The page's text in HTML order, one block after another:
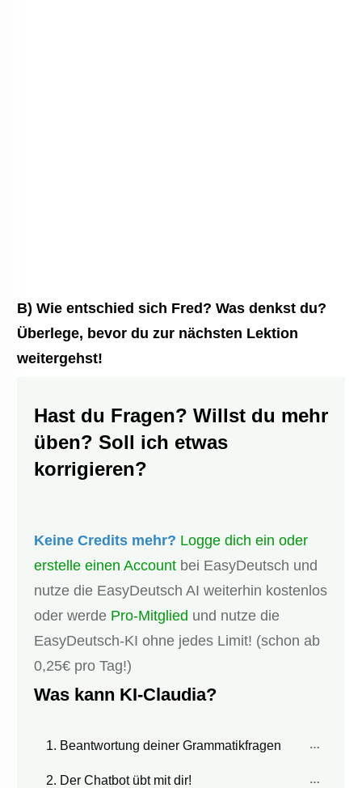
B) Wie entschied sich Fred? Was denkst du?
Überlege, bevor du zur nächsten Lektion
weitergehst!
Hast du Fragen? Willst du mehr
üben? Soll ich etwas
korrigieren?
Keine Credits mehr? Logge dich ein oder
erstelle einen Account bei EasyDeutsch und
nutze die EasyDeutsch AI weiterhin kostenlos
oder werde Pro-Mitglied und nutze die
EasyDeutsch-KI ohne jedes Limit! (schon ab
0,25€ pro Tag!)
Was kann KI-Claudia?
1. Beantwortung deiner Grammatikfragen
2. Der Chatbot übt mit dir!